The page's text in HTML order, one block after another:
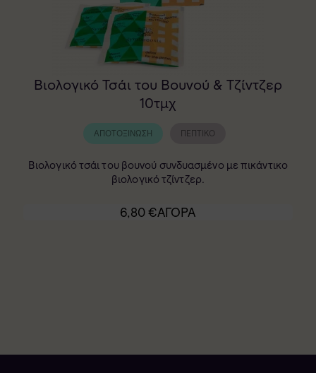
Βιολογικό Τσάι του Βουνού & Τζίντζερ
10τμχ
ΑΠΟΤΟΞΊΝΩΣΗ ΠΕΠΤΙΚΌ
Βιολογικό τσάι του βουνού συνδυασμένο με πικάντικο
βιολογικό τζίντζερ.
6,80€ΑΓΟΡΑ